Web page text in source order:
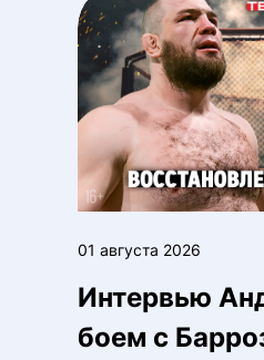
01 августа 2026
Интервью
боем с